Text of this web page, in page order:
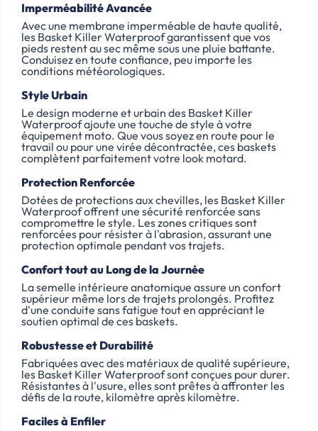
Imperméabilité Avancée
Avec une membrane imperméable de haute qualité,
les Basket Killer Waterproof garantissent que vos
pieds restent au sec même sous une pluie battante.
Conduisez en toute confiance, peu importe les
conditions météorologiques.
Style Urbain
Le design moderne et urbain des Basket Killer
Waterproof ajoute une touche de style à votre
équipement moto. Que vous soyez en route pour le
travail ou pour une virée décontractée, ces baskets
complètent parfaitement votre look motard.
Protection Renforcée
Dotées de protections aux chevilles, les Basket Killer
Waterproof offrent une sécurité renforcée sans
compromettre le style. Les zones critiques sont
renforcées pour résister à l'abrasion, assurant une
protection optimale pendant vos trajets.
Confort tout au Long de la Journée
La semelle intérieure anatomique assure un confort
supérieur même lors de trajets prolongés. Profitez
d'une conduite sans fatigue tout en appréciant le
soutien optimal de ces baskets.
Robustesse et Durabilité
Fabriquées avec des matériaux de qualité supérieure,
les Basket Killer Waterproof sont conçues pour durer.
Résistantes à l'usure, elles sont prêtes à affronter les
défis de la route, kilomètre après kilomètre.
Faciles à Enfiler